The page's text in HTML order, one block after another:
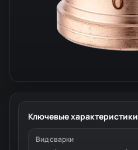
Ключевые характеристики
Вид сварки